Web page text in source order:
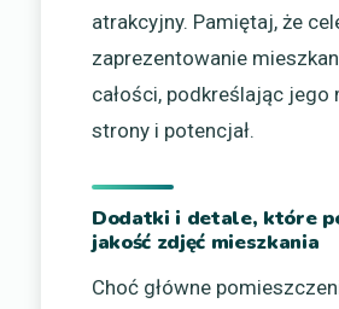
atrakcyjny. Pamiętaj, że
zaprezentowanie
całości, podkreślając jego
strony i potencjał.
Dodatki i detale, które
jakość zdjęć mieszkania
Choć główne